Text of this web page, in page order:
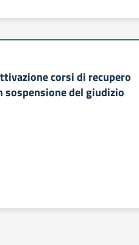
corsi di recupero
sospensione del giudizio